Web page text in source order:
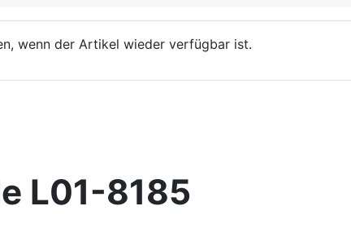
wenn der Artikel wieder verfügbar ist.
L01-8185